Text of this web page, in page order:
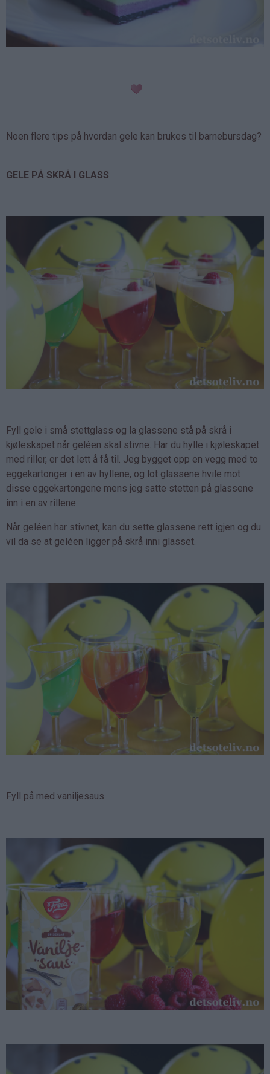
Noen flere tips på hvordan gele kan brukes til barnebursdag?
GELE PÅ SKRÅ I GLASS
Fyll gele i små stettglass og la glassene stå på skrå i
kjøleskapet når geléen skal stivne. Har du hylle i kjøleskapet
med riller, er det lett å få til. Jeg bygget opp en vegg med to
eggekartonger i en av hyllene, og lot glassene hvile mot
disse eggekartongene mens jeg satte stetten på glassene
inn i en av rillene.
Når geléen har stivnet, kan du sette glassene rett igjen og du
vil da se at geléen ligger på skrå inni glasset.
Fyll på med vaniljesaus.